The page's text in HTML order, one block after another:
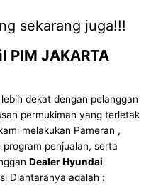
sekarang juga!!!
PIM JAKARTA
dekat dengan pelanggan
permukiman yang terletak
melakukan Pameran ,
penjualan, serta
Dealer Hyundai
Diantaranya adalah :